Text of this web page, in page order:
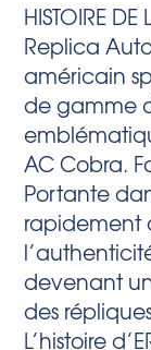
HISTOIRE
Replica
américain
de gamme
AC Cobra.
Portante
rapidement
devenant
des
L’histoire